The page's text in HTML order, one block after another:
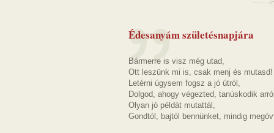
Édesanyám születésnapjára
Bármerre is visz még utad,
Ott leszünk mi is, csak menj és mutasd!
Letérni úgysem fogsz a jó útról,
Dolgod, ahogy végezted, tanúskodik
Olyan jó példát mutattál,
Gondtól, bajtól bennünket, mindig